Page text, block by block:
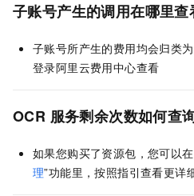
子账号产生的调用在哪里查
子账号所产生的费用均会归类
登录阿里云费用中心查看
OCR 服务剩余次数如何查
如果您购买了资源包，您可以
理”功能里，按照指引查看更详